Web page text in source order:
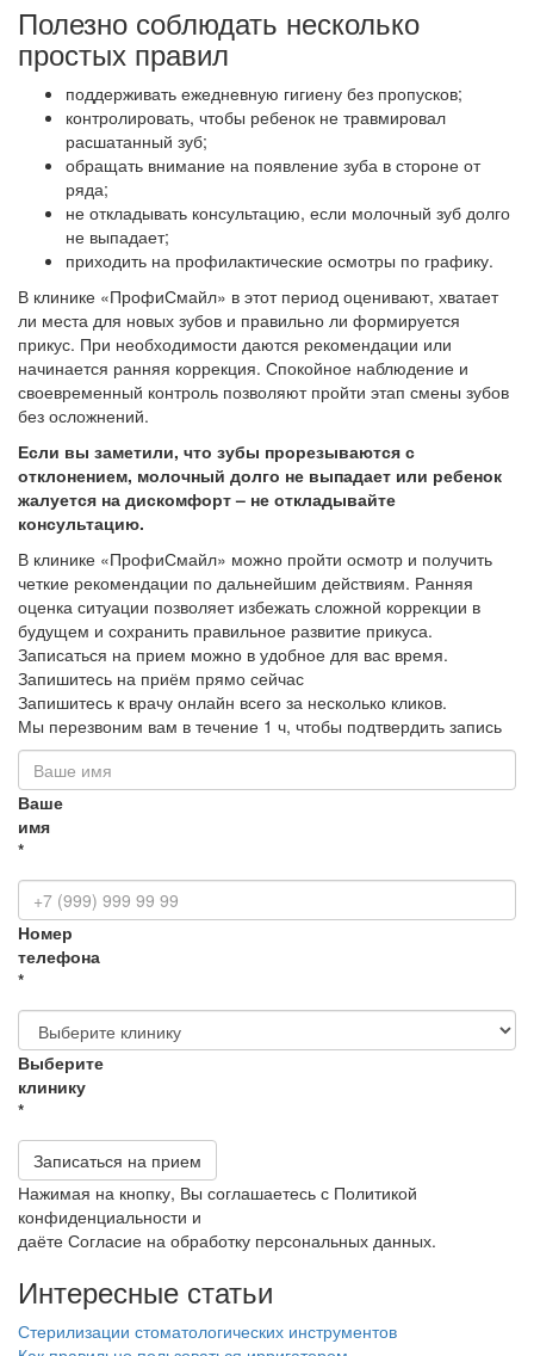
Полезно соблюдать несколько
простых правил
поддерживать ежедневную гигиену без пропусков;
контролировать, чтобы ребенок не травмировал
расшатанный зуб;
обращать внимание на появление зуба в стороне от
ряда;
не откладывать консультацию, если молочный зуб долго
не выпадает;
приходить на профилактические осмотры по графику.
В клинике «ПрофиСмайл» в этот период оценивают, хватает
ли места для новых зубов и правильно ли формируется
прикус. При необходимости даются рекомендации или
начинается ранняя коррекция. Спокойное наблюдение и
своевременный контроль позволяют пройти этап смены зубов
без осложнений.
Если вы заметили, что зубы прорезываются с
отклонением, молочный долго не выпадает или ребенок
жалуется на дискомфорт – не откладывайте
консультацию.
В клинике «ПрофиСмайл» можно пройти осмотр и получить
четкие рекомендации по дальнейшим действиям. Ранняя
оценка ситуации позволяет избежать сложной коррекции в
будущем и сохранить правильное развитие прикуса.
Записаться на прием можно в удобное для вас время.
Запишитесь на приём прямо сейчас
Запишитесь к врачу онлайн всего за несколько кликов.
Мы перезвоним вам в течение 1 ч, чтобы подтвердить запись
Ваше
имя
*
Номер
телефона
*
Выберите
клинику
*
Записаться на прием
Нажимая на кнопку, Вы соглашаетесь с Политикой
конфиденциальности и
даёте Согласие на обработку персональных данных.
Интересные статьи
Стерилизации стоматологических инструментов